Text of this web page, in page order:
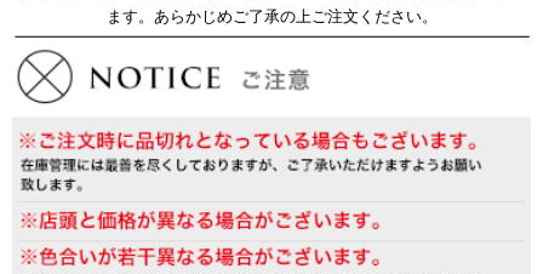
ます。あらかじめご了承の上ご注文ください。